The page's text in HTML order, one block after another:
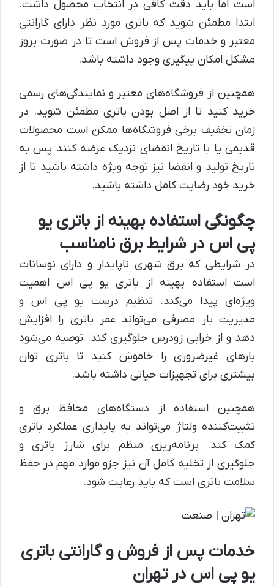
است اما باید دقت کافی در انتخاب محصول داشت.
ابتدا مطمئن شوید که باتری مورد نظر دارای گارانتی
معتبر و خدمات پس از فروش است تا در صورت بروز
مشکل امکان پیگیری وجود داشته باشد.
همچنین از فروشگاه‌های معتبر و نمایندگی‌های رسمی
خرید کنید تا از اصل بودن باتری مطمئن شوید. در
زمان تخفیف برخی فروشگاه‌ها ممکن است محصولات
قدیمی یا با تاریخ انقضای نزدیک عرضه کنند پس به
تاریخ تولید و انقضا نیز توجه ویژه داشته باشید تا از
خرید خود رضایت کامل داشته باشید.
چگونگی استفاده بهینه از باتری یو
پی اس در شرایط برق نامناسب
در شرایطی که برق شهری ناپایدار و دارای نوسانات
است استفاده بهینه از باتری یو پی اس اهمیت
ویژه‌ای پیدا می‌کند. تنظیم درست یو پی اس و
مدیریت بار مصرفی می‌تواند عمر باتری را افزایش
دهد و از خرابی زودرس جلوگیری کند. توصیه می‌شود
بارهای غیرضروری را خاموش کنید تا باتری توان
بیشتری برای تجهیزات حیاتی داشته باشد.
همچنین استفاده از دستگاه‌های محافظ برق و
تثبیت‌کننده ولتاژ می‌تواند به پایداری عملکرد باتری
کمک کند. برنامه‌ریزی منظم برای شارژ باتری و
جلوگیری از تخلیه کامل آن نیز جزو موارد مهم در حفظ
سلامت باتری است که باید رعایت شود.
خدمات پس از فروش و گارانتی باتری
یو پی اس در تهران